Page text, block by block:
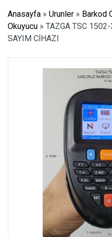
Anasayfa » Urunler » Barkod
Okuyucu » TAZGA TSC
SAYIM CİHAZI